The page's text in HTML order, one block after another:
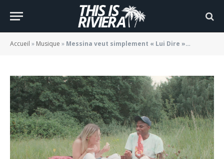
Accueil » Musique » Messina veut simplement « Lui Dire »…
« Lui Dire »…
BY JADE MORGANE BLOGGER 01/04/2022